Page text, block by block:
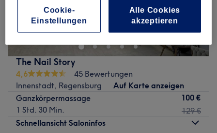
The Nail Story
4,6
45 Bewertungen
Innenstadt, Regensburg
Auf Karte anzeigen
Ganzkörpermassage
1 Std. 30 Min.
100 €
129 €
Schnellansicht Saloninfos
Cookie-
Einstellungen
Alle Cookies
akzeptieren